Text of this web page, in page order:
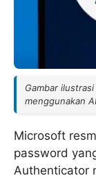
Gambar
menggunakan AI
Microsoft
password
Authenticator